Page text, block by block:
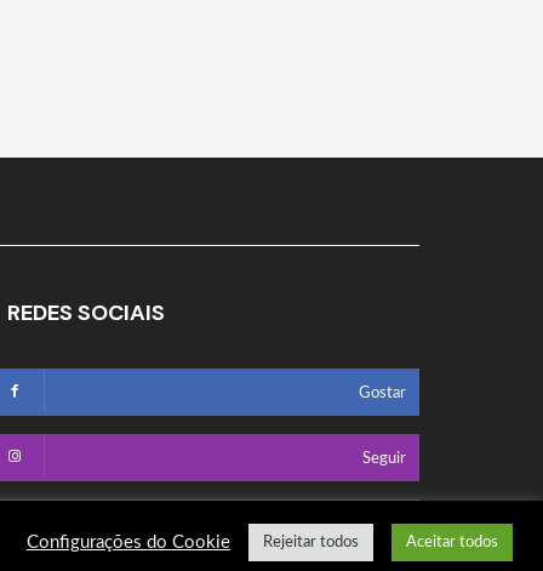
REDES SOCIAIS
Gostar
Seguir
Seguir
Configurações do Cookie Rejeitar todos Aceitar todos